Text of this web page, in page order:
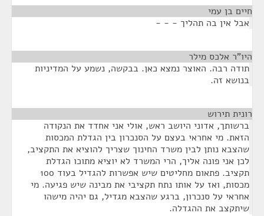
חיים בן עמי
אבל אין בה תהליך - - -
היו"ר אלכס מילר
תודה רבה. האוצר נמצא כאן. בבקשה, נשמע על המדיניות
בנושא זה.
רונית תירוש
ברשותך, אדוני היושב ראש, אולי אני אחדד את הנקודה
הזאת. מי אחראי בעצם על הסנכרון בין הגדלת המכסות
שהצבא נותן לבין משרד החינוך שצריך להוציא את התקציב,
לכן אני פונה אליך, הרי המשרד לא יוציא מתוכו הגדלת
תקציב. פתאום מחליטים שיש אפשרות להגדיל בעוד 100
מכסות, ואז על אותו נתח תקציבי את מבינה שיש פגיעה. מי
אחראי על סנכרון, ברגע שהצבא מגדיל, גם יהיה מישהו
שיתקצב את ההגדלה.